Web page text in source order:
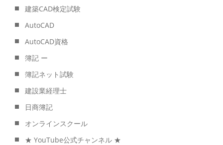
建築CAD検定試験
AutoCAD
AutoCAD資格
簿記 ー
簿記ネット試験
建設業経理士
日商簿記
オンラインスクール
★ YouTube公式チャンネル ★